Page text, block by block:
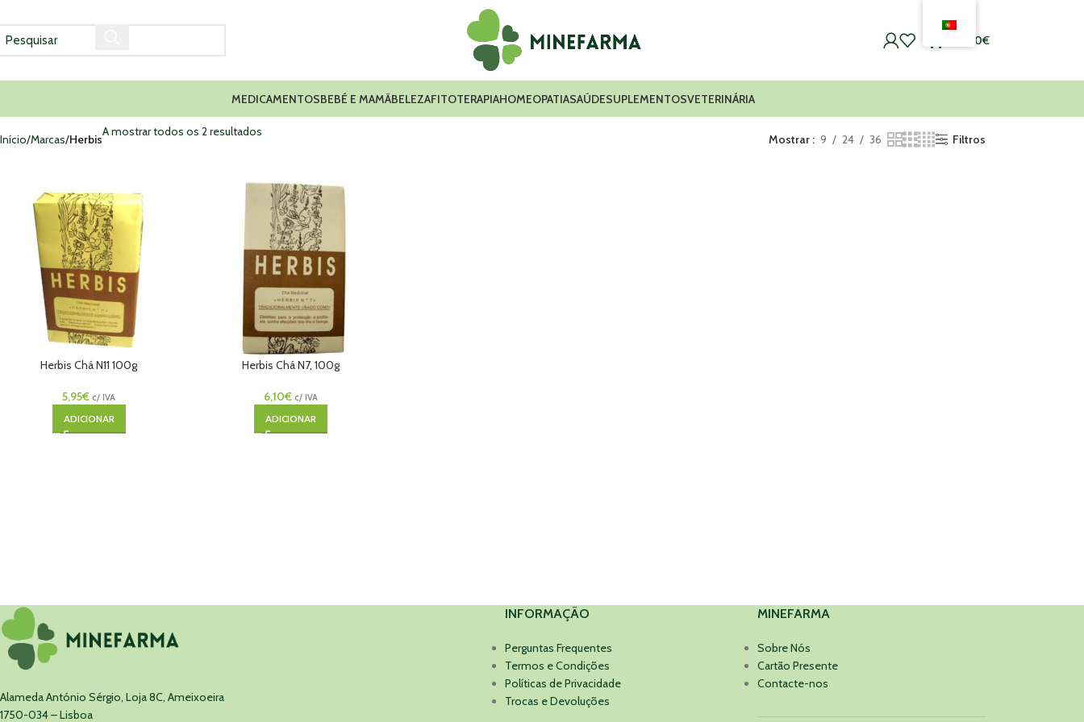
0,00€
MEDICAMENTOSBEBÉ E MAMÃBELEZAFITOTERAPIAHOMEOPATIASAÚDESUPLEMENTOSVETERINÁRIA
Início Marcas Herbis
A mostrar todos os 2 resultados
Mostrar 9 24 36 Filtros
Herbis Chá N11 100g
5,95€ c/ IVA
ADICIONAR
Herbis Chá N7, 100g
6,10€ c/ IVA
ADICIONAR
Alameda António Sérgio, Loja 8C, Ameixoeira
1750-034 – Lisboa
INFORMAÇÃO
Perguntas Frequentes
Termos e Condições
Políticas de Privacidade
Trocas e Devoluções
MINEFARMA
Sobre Nós
Cartão Presente
Contacte-nos